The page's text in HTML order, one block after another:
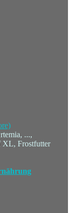
...,
XL, Frostfutter